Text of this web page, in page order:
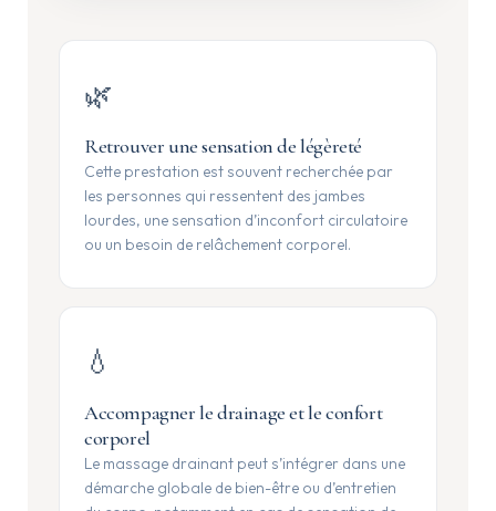
🌿
Retrouver une sensation de légèreté
Cette prestation est souvent recherchée par
les personnes qui ressentent des jambes
lourdes, une sensation d’inconfort circulatoire
ou un besoin de relâchement corporel.
💧
Accompagner le drainage et le confort
corporel
Le massage drainant peut s’intégrer dans une
démarche globale de bien-être ou d’entretien